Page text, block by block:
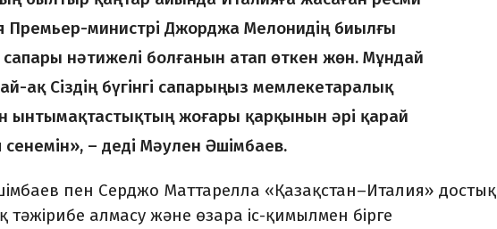
Премьер-министрі Джорджа Мелонидің биылғы
нәтижелі болғанын атап өткен жөн. Мұндай
ақ Сіздің бүгінгі сапарыңыз мемлекетаралық
ынтымақтастықтың жоғары қарқынын әрі қарай
сенемін», – деді Мәулен Әшімбаев.
пен Серджо Маттарелла «Қазақстан–Италия» достық
алмасу және өзара іс-қимылмен бірге